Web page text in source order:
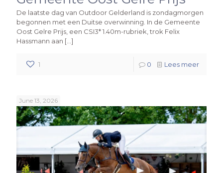
De laatste dag van Outdoor Gelderland is zondagmorgen
begonnen met een Duitse overwinning. In de Gemeente
Oost Gelre Prijs, een CSI3* 1.40m-rubriek, trok Felix
Hassmann aan […]
1 0 Lees meer
June 13, 2026